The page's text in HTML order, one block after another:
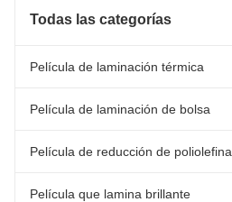
Todas las categorías
Película de laminación térmica
Película de laminación de bolsa
Película de reducción de poliolefina
Película que lamina brillante